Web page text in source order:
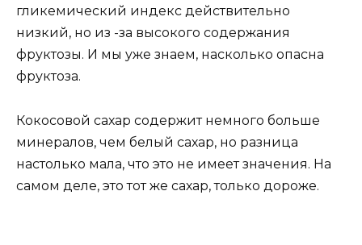
гликемический индекс действительно
низкий, но из -за высокого содержания
фруктозы. И мы уже знаем, насколько опасна
фруктоза.
Кокосовой сахар содержит немного больше
минералов, чем белый сахар, но разница
настолько мала, что это не имеет значения. На
самом деле, это тот же сахар, только дороже.